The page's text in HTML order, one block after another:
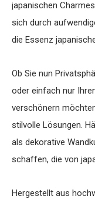
japanischen
sich durch
die Essenz
Ob Sie nun
oder einfach nur
verschönern
stilvolle Lösungen.
als dekorative
schaffen, die von
Hergestellt aus